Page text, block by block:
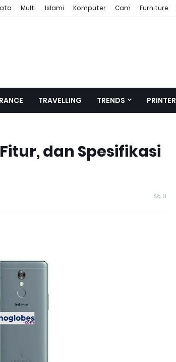
Multi Islami Komputer Cam Furniture
TRAVELLING TRENDS PRINTER
dan Spesifikasi
0